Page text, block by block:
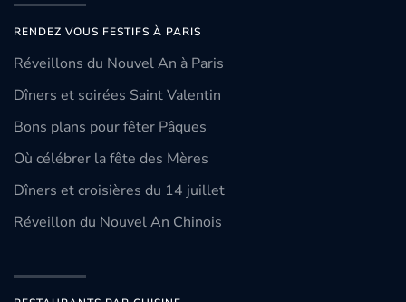
RENDEZ VOUS FESTIFS À PARIS
Réveillons du Nouvel An à Paris
Dîners et soirées Saint Valentin
Bons plans pour fêter Pâques
Où célébrer la fête des Mères
Dîners et croisières du 14 juillet
Réveillon du Nouvel An Chinois